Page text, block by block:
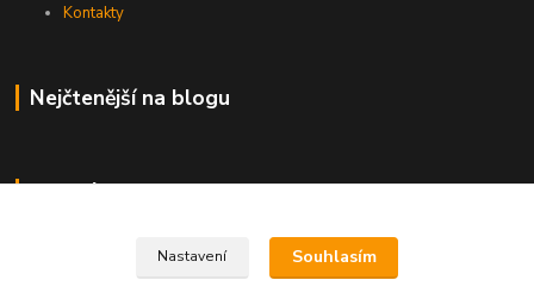
Kontakty
Nejčtenější na blogu
Kde nás najdete
Nastavení Souhlasím